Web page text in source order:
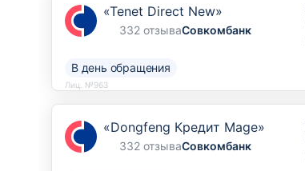
«Tenet Direct New»
332 отзываСовкомбанк
В день обращения
Лиц. №963
«Dongfeng Кредит Mage»
332 отзываСовкомбанк